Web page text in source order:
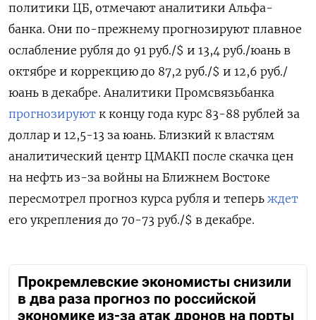
политики ЦБ, отмечают аналитики Альфа-
банка. Они по-прежнему прогнозируют плавное
ослабление рубля до 91 руб./$ и 13,4 руб./юань в
октябре и коррекцию до 87,2 руб./$ и 12,6 руб./
юань в декабре. Аналитики Промсвязьбанка
прогнозируют к концу года курс 83-88 рублей за
доллар и 12,5-13 за юань. Близкий к властям
аналитический центр ЦМАКП после скачка цен
на нефть из-за войны на Ближнем Востоке
пересмотрел прогноз курса рубля и теперь ждет
его укрепления до 70-73 руб./$ в декабре.
Прокремлевские экономисты снизили
в два раза прогноз по российской
экономике из-за атак дронов на порты